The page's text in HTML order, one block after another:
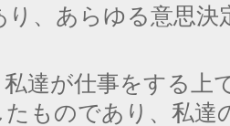
り、あらゆる意思決
私達が仕事をする上
ものであり、私達